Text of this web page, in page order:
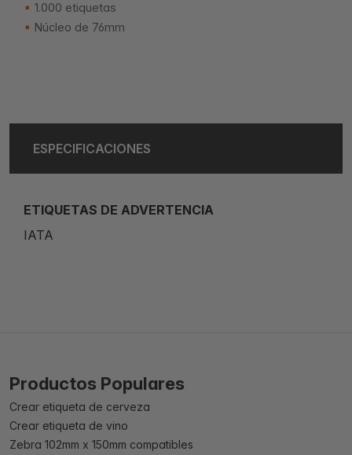
1.000 etiquetas
Núcleo de 76mm
ESPECIFICACIONES
ETIQUETAS DE ADVERTENCIA
IATA
Productos Populares
Crear etiqueta de cerveza
Crear etiqueta de vino
Zebra 102mm x 150mm compatibles